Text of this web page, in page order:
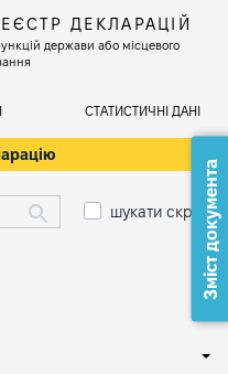
ДЕКЛАРАЦІЙ
держави або місцевого
СТАТИСТИЧНІ ДАНІ
шукати скрізьЗміст документа